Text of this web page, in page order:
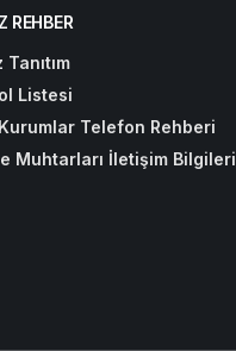
REHBER
Listesi
Telefon Rehberi
Muhtarları İletişim Bilgileri